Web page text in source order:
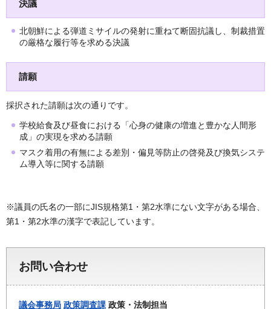
決議
北朝鮮による弾道ミサイルの発射に重ねて断固抗議し、制裁措置
の厳格な履行等を求める決議
請願
採択された請願は次の通りです。
学校給食及び昼食における「心身の健康の増進と豊かな人間形
成」の実現を求める請願
マスク着用の有無による差別・偏見等防止の啓発及び換気システ
ム導入等に関する請願
※議員の氏名の一部にJIS規格第1・第2水準にない文字がある場合、
第1・第2水準の漢字で表記しています。
お問い合わせ
議会事務局 政策調査課 政策・法制担当